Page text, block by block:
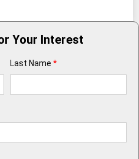
Your Interest
Last Name *